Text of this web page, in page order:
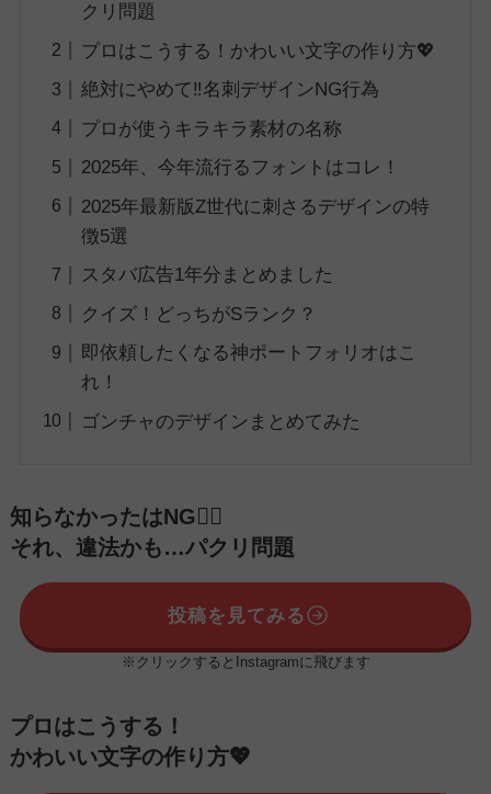
クリ問題
プロはこうする！かわいい文字の作り方💖
絶対にやめて‼️名刺デザインNG行為
プロが使うキラキラ素材の名称
2025年、今年流行るフォントはコレ！
2025年最新版Z世代に刺さるデザインの特
徴5選
スタバ広告1年分まとめました
クイズ！どっちがSランク？
即依頼したくなる神ポートフォリオはこ
れ！
ゴンチャのデザインまとめてみた
知らなかったはNG🙅‍♀️
それ、違法かも…パクリ問題
投稿を見てみる
※クリックするとInstagramに飛びます
プロはこうする！
かわいい文字の作り方💖